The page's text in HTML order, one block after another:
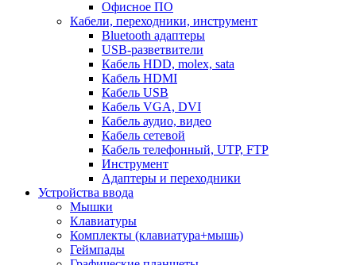
Офисное ПО
Кабели, переходники, инструмент
Bluetooth адаптеры
USB-разветвители
Кабель HDD, molex, sata
Кабель HDMI
Кабель USB
Кабель VGA, DVI
Кабель аудио, видео
Кабель сетевой
Кабель телефонный, UTP, FTP
Инструмент
Адаптеры и переходники
Устройства ввода
Мышки
Клавиатуры
Комплекты (клавиатура+мышь)
Геймпады